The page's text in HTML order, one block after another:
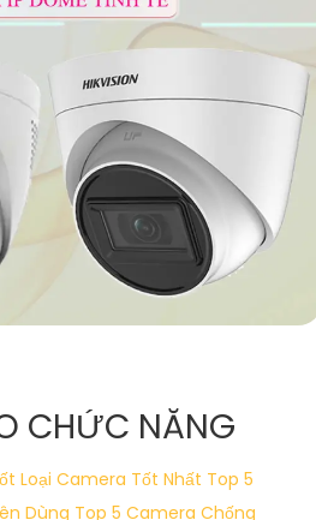
CHỨC NĂNG
Loại Camera Tốt Nhất Top 5
Dùng Top 5 Camera Chống